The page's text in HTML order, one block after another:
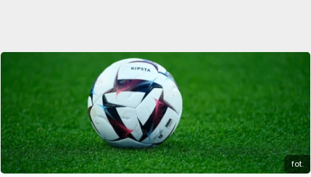
fot.